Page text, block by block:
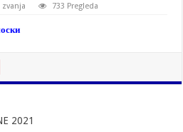
733 Pregleda
2021